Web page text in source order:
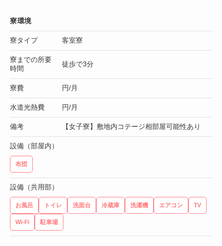
寮環境
寮タイプ 客室寮
寮までの所要
時間
徒歩で3分
寮費 円/月
水道光熱費 円/月
備考 【女子寮】敷地内コテージ相部屋可能性あり
設備（部屋内）
布団
設備（共用部）
お風呂 トイレ 洗面台 冷蔵庫 洗濯機 エアコン TV
Wi-Fi 駐車場